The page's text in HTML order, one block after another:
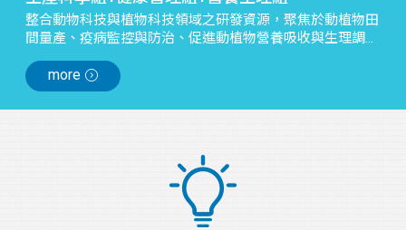
整合動物科技與植物科技領域之研發資源，聚焦於動植物田
間量產、疫病監控與防治、促進動植物營養吸收與生理調節
more